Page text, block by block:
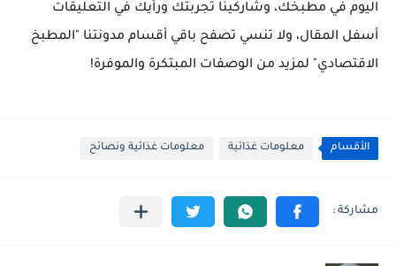
اليوم في مطبخك، وشاركينا تجربتك ورأيك في التعليقات
أسفل المقال، ولا تنسي تصفح باقي أقسام مدونتنا "المطبخ
الاقتصادي" لمزيد من الوصفات المبتكرة والموفرة!
الأقسام معلومات غذائية معلومات غذائية ونصائح